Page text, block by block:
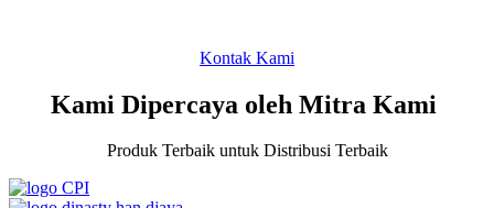
Kontak Kami
Kami Dipercaya oleh Mitra Kami
Produk Terbaik untuk Distribusi Terbaik